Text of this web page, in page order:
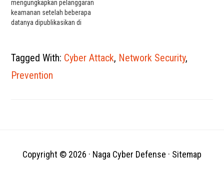
mengungkapkan pelanggaran
keamanan setelah beberapa
datanya dipublikasikan di
ransomware Clop. Meskipun
perusahaan tidak secara
spesifik menyebutkan nama
Tagged With: Cyber Attack, Network Security,
Prevention
Copyright © 2026 · Naga Cyber Defense · Sitemap